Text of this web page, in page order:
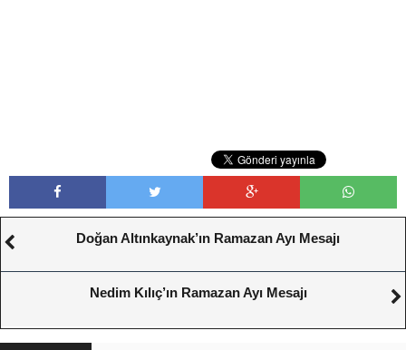
Doğan Altınkaynak’ın Ramazan Ayı Mesajı
Nedim Kılıç’ın Ramazan Ayı Mesajı